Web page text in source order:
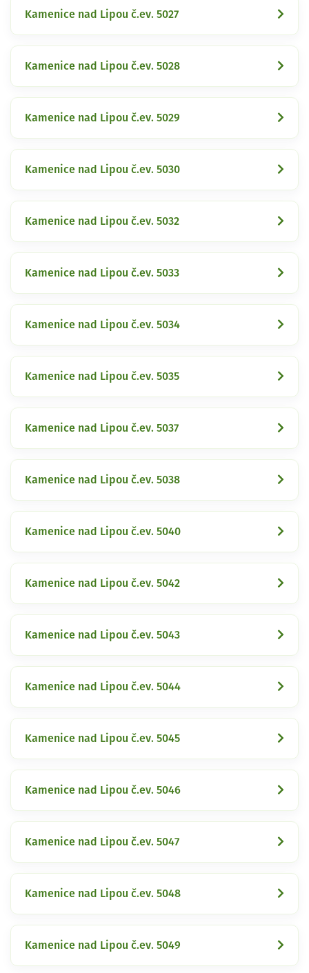
Kamenice nad Lipou č.ev. 5027
Kamenice nad Lipou č.ev. 5028
Kamenice nad Lipou č.ev. 5029
Kamenice nad Lipou č.ev. 5030
Kamenice nad Lipou č.ev. 5032
Kamenice nad Lipou č.ev. 5033
Kamenice nad Lipou č.ev. 5034
Kamenice nad Lipou č.ev. 5035
Kamenice nad Lipou č.ev. 5037
Kamenice nad Lipou č.ev. 5038
Kamenice nad Lipou č.ev. 5040
Kamenice nad Lipou č.ev. 5042
Kamenice nad Lipou č.ev. 5043
Kamenice nad Lipou č.ev. 5044
Kamenice nad Lipou č.ev. 5045
Kamenice nad Lipou č.ev. 5046
Kamenice nad Lipou č.ev. 5047
Kamenice nad Lipou č.ev. 5048
Kamenice nad Lipou č.ev. 5049